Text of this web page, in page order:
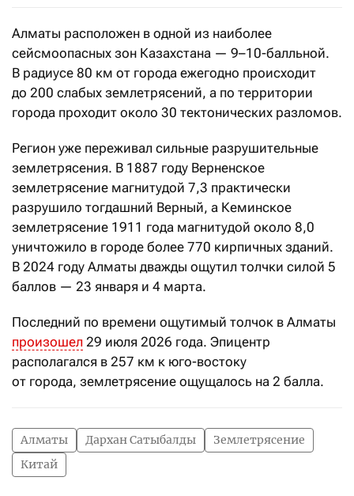
Алматы расположен в одной из наиболее
сейсмоопасных зон Казахстана — 9–10-балльной.
В радиусе 80 км от города ежегодно происходит
до 200 слабых землетрясений, а по территории
города проходит около 30 тектонических разломов.
Регион уже переживал сильные разрушительные
землетрясения. В 1887 году Верненское
землетрясение магнитудой 7,3 практически
разрушило тогдашний Верный, а Кеминское
землетрясение 1911 года магнитудой около 8,0
уничтожило в городе более 770 кирпичных зданий.
В 2024 году Алматы дважды ощутил толчки силой 5
баллов — 23 января и 4 марта.
Последний по времени ощутимый толчок в Алматы
произошел 29 июля 2026 года. Эпицентр
располагался в 257 км к юго-востоку
от города, землетрясение ощущалось на 2 балла.
Алматы Дархан Сатыбалды
Землетрясение
Китай